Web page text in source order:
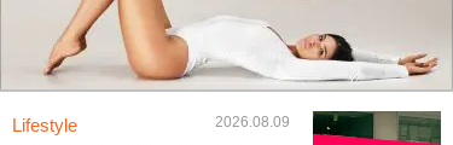
Lifestyle 2026.08.09